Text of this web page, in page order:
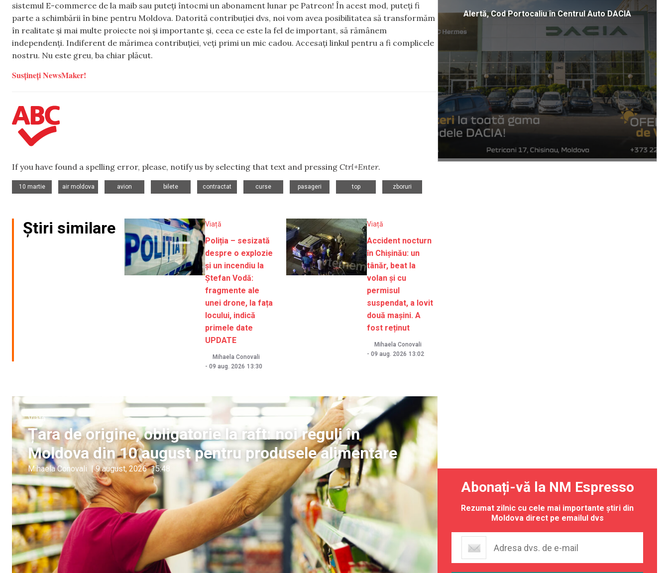
sistemul E-commerce de la maib sau puteți întocmi un abonament lunar pe Patreon! În acest mod, puteți fi
parte a schimbării în bine pentru Moldova. Datorită contribuției dvs, noi vom avea posibilitatea să transformăm
în realitate și mai multe proiecte noi și importante și, ceea ce este la fel de important, să rămânem
independenți. Indiferent de mărimea contribuției, veți primi un mic cadou. Accesați linkul pentru a fi complicele
nostru. Nu este greu, ba chiar plăcut.
Susțineți NewsMaker!
If you have found a spelling error, please, notify us by selecting that text and pressing Ctrl+Enter.
10 martie
air moldova
avion
bilete
contractat
curse
pasageri
top
zboruri
Știri similare Viață
Poliția – sesizată
despre o explozie
și un incendiu la
Ștefan Vodă:
fragmente ale
unei drone, la fața
locului, indică
primele date
UPDATE
Mihaela Conovali
- 09 aug. 2026 13:30
Viață
Accident nocturn
în Chișinău: un
tânăr, beat la
volan și cu
permisul
suspendat, a lovit
două mașini. A
fost reținut
Mihaela Conovali
- 09 aug. 2026 13:02
Viață
Țara de origine, obligatorie la raft: noi reguli în
Moldova din 10 august pentru produsele alimentare
Mihaela Conovali | 9 august, 2026 15:48
Alertă, Cod Portocaliu în Centrul Auto DACIA
Abonați-vă la NM Espresso
Rezumat zilnic cu cele mai importante știri din
Moldova direct pe emailul dvs